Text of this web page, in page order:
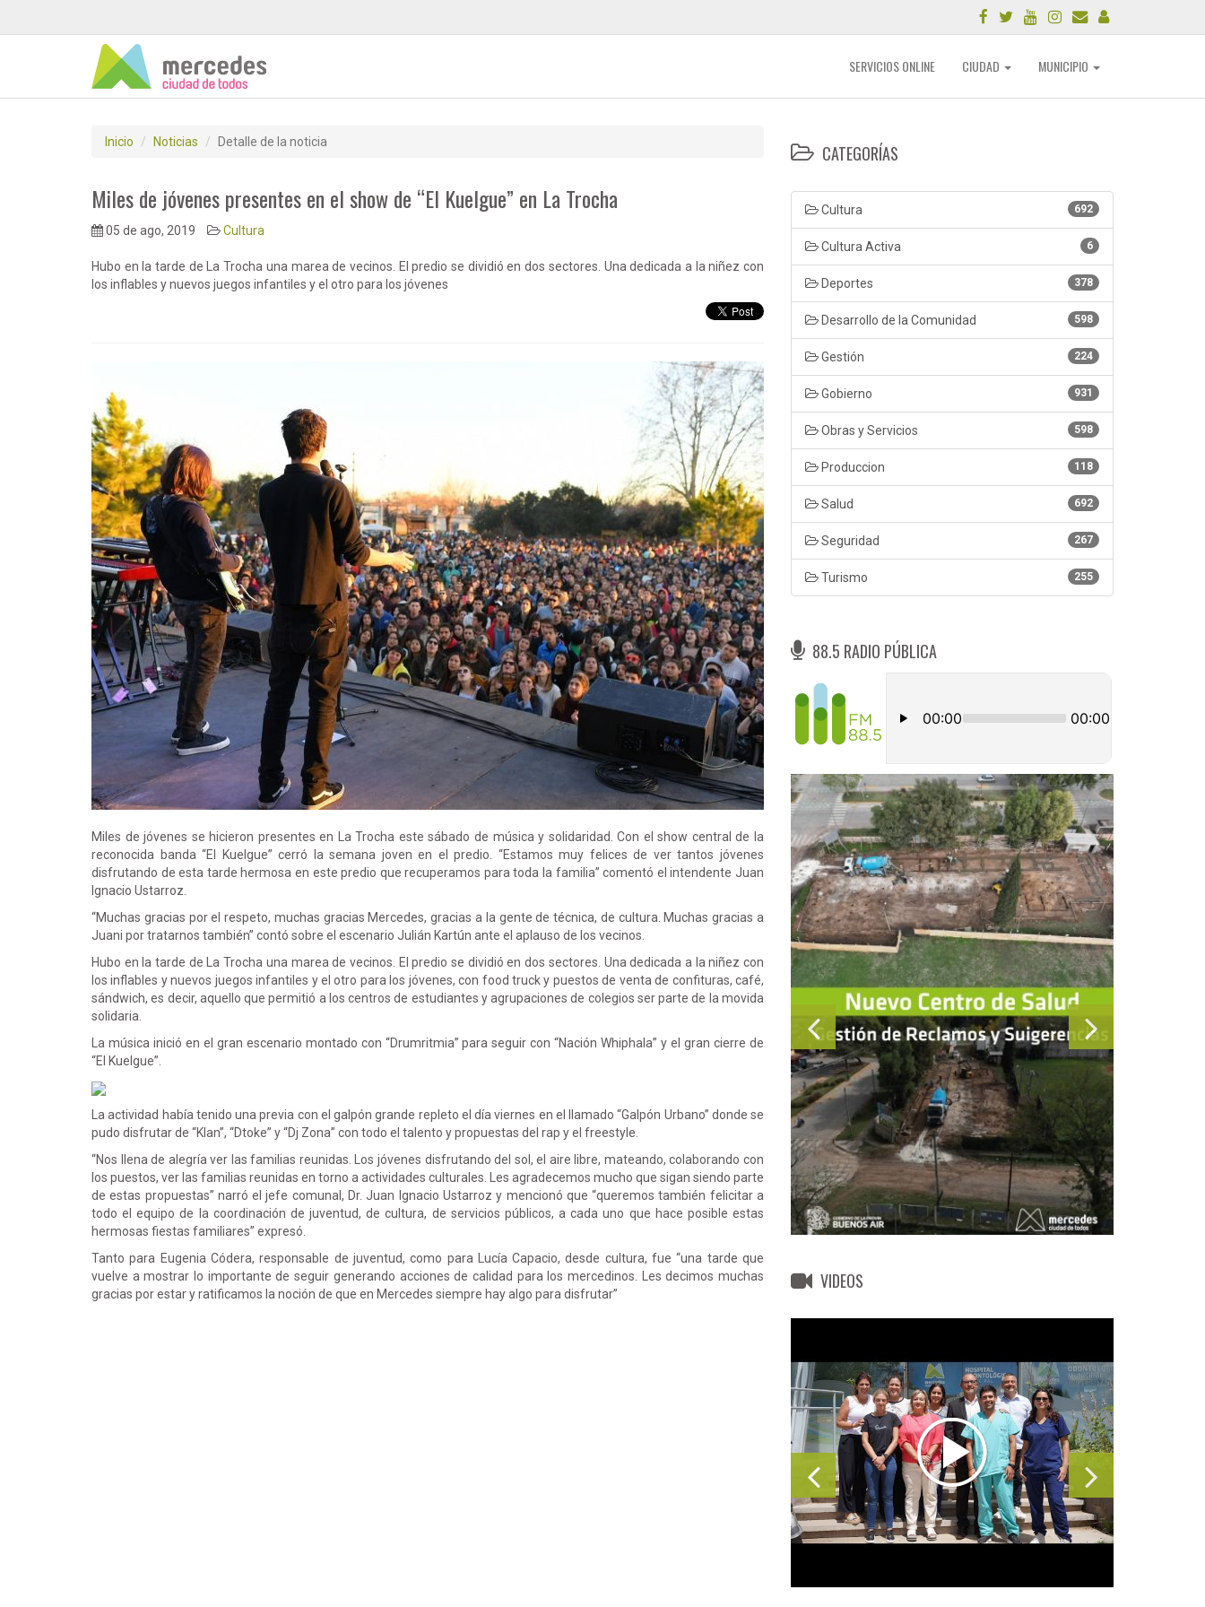
SERVICIOS ONLINE CIUDAD MUNICIPIO
Inicio Noticias Detalle de la noticia
Miles de jóvenes presentes en el show de “El Kuelgue” en La Trocha
05 de ago, 2019 Cultura
Hubo en la tarde de La Trocha una marea de vecinos. El predio se dividió en dos sectores. Una dedicada a la niñez con
los inflables y nuevos juegos infantiles y el otro para los jóvenes
Miles de jóvenes se hicieron presentes en La Trocha este sábado de música y solidaridad. Con el show central de la
reconocida banda “El Kuelgue” cerró la semana joven en el predio. “Estamos muy felices de ver tantos jóvenes
disfrutando de esta tarde hermosa en este predio que recuperamos para toda la familia” comentó el intendente Juan
Ignacio Ustarroz.
“Muchas gracias por el respeto, muchas gracias Mercedes, gracias a la gente de técnica, de cultura. Muchas gracias a
Juani por tratarnos también” contó sobre el escenario Julián Kartún ante el aplauso de los vecinos.
Hubo en la tarde de La Trocha una marea de vecinos. El predio se dividió en dos sectores. Una dedicada a la niñez con
los inflables y nuevos juegos infantiles y el otro para los jóvenes, con food truck y puestos de venta de confituras, café,
sándwich, es decir, aquello que permitió a los centros de estudiantes y agrupaciones de colegios ser parte de la movida
solidaria.
La música inició en el gran escenario montado con “Drumritmia” para seguir con “Nación Whiphala” y el gran cierre de
“El Kuelgue”.
La actividad había tenido una previa con el galpón grande repleto el día viernes en el llamado “Galpón Urbano” donde se
pudo disfrutar de “Klan”, “Dtoke” y “Dj Zona” con todo el talento y propuestas del rap y el freestyle.
“Nos llena de alegría ver las familias reunidas. Los jóvenes disfrutando del sol, el aire libre, mateando, colaborando con
los puestos, ver las familias reunidas en torno a actividades culturales. Les agradecemos mucho que sigan siendo parte
de estas propuestas” narró el jefe comunal, Dr. Juan Ignacio Ustarroz y mencionó que “queremos también felicitar a
todo el equipo de la coordinación de juventud, de cultura, de servicios públicos, a cada uno que hace posible estas
hermosas fiestas familiares” expresó.
Tanto para Eugenia Códera, responsable de juventud, como para Lucía Capacio, desde cultura, fue “una tarde que
vuelve a mostrar lo importante de seguir generando acciones de calidad para los mercedinos. Les decimos muchas
gracias por estar y ratificamos la noción de que en Mercedes siempre hay algo para disfrutar”
CATEGORÍAS
692
Cultura
6
Cultura Activa
378
Deportes
598
Desarrollo de la Comunidad
224
Gestión
931
Gobierno
598
Obras y Servicios
118
Produccion
692
Salud
267
Seguridad
255
Turismo
88.5 RADIO PÚBLICA
VIDEOS